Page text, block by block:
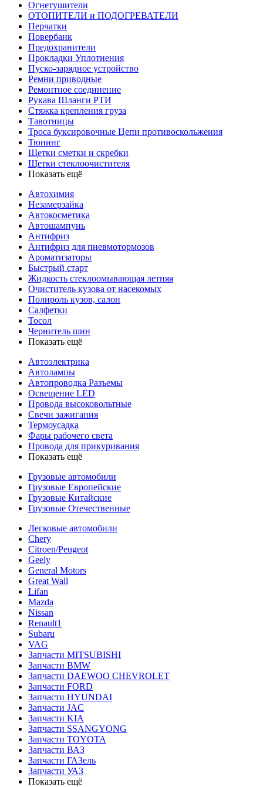
Огнетушители
ОТОПИТЕЛИ и ПОДОГРЕВАТЕЛИ
Перчатки
Повербанк
Предохранители
Прокладки Уплотнения
Пуско-зарядное устройство
Ремни приводные
Ремонтное соединение
Рукава Шланги РТИ
Стяжка крепления груза
Тавотницы
Троса буксировочные Цепи противоскольжения
Тюнинг
Щетки сметки и скребки
Щетки стеклоочистителя
Показать ещё
Автохимия
Незамерзайка
Автокосметика
Автошампунь
Антифриз
Антифриз для пневмотормозов
Ароматизаторы
Быстрый старт
Жидкость стеклоомывающая летняя
Очиститель кузова от насекомых
Полироль кузов, салон
Салфетки
Тосол
Чернитель шин
Показать ещё
Автоэлектрика
Автолампы
Автопроводка Разъемы
Освещение LED
Провода высоковольтные
Свечи зажигания
Термоусадка
Фары рабочего света
Провода для прикуривания
Показать ещё
Грузовые автомобили
Грузовые Европейские
Грузовые Китайские
Грузовые Отечественные
Легковые автомобили
Chery
Citroen/Peugeot
Geely
General Motors
Great Wall
Lifan
Mazda
Nissan
Renault1
Subaru
VAG
Запчасти MITSUBISHI
Запчасти BMW
Запчасти DAEWOO CHEVROLET
Запчасти FORD
Запчасти HYUNDAI
Запчасти JAC
Запчасти KIA
Запчасти SSANGYONG
Запчасти TOYOTA
Запчасти ВАЗ
Запчасти ГАЗель
Запчасти УАЗ
Показать ещё